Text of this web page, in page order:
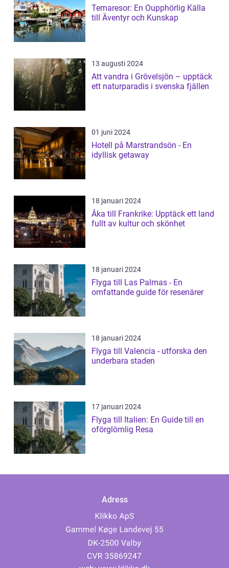
Temaresor: En Oupphörlig Källa
till Äventyr och Kunskap
13 augusti 2024
Att vandra i Grövelsjön – upptäck
ett naturparadis i svenska fjällen
01 juni 2024
Hotell på Marstrandsön - En
idyllisk getaway
18 januari 2024
Åka till Frankrike: Upptäck ett land
fullt av kultur och skönhet
18 januari 2024
Flyga till Las Palmas - En
omfattande guide för resenärer
18 januari 2024
Flyga till Valencia - utforska den
underbara staden
17 januari 2024
Flyga till Italien: En Guide till en
oförglömlig Resa
Adress